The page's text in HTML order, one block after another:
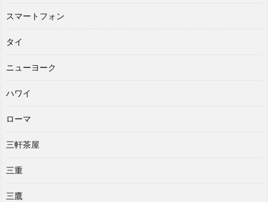
スマートフォン
タイ
ニューヨーク
ハワイ
ローマ
三軒茶屋
三重
三鷹